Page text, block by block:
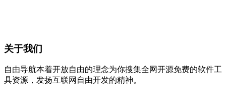
关于我们
自由导航本着开放自由的理念为你搜集全网开源免费的软件工
具资源，发扬互联网自由开发的精神。